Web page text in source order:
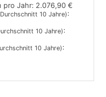
pro Jahr: 2.076,90 €
10 Jahre):
10 Jahre):
10 Jahre):